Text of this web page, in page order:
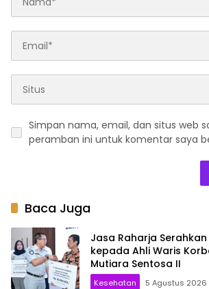
Simpan nama, email, dan situs web
peramban ini untuk komentar saya
Baca Juga
Jasa Raharja
kepada Ahli Waris
Mutiara Sentosa II
Kesehatan 5 Agustus 2026